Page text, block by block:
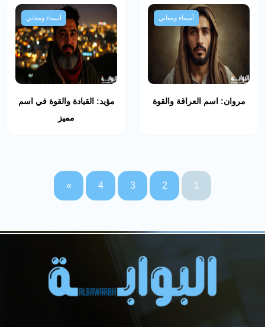
أسماء ومعاني
مروان: اسم العراقة والقوة
أسماء ومعاني
مؤيد: القيادة والقوة في اسم
مميز
1
2
3
4
»